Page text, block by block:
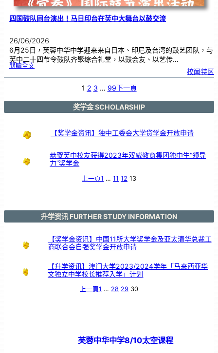
四国鼓队同台演出！马日印台在芙中大舞台以鼓交流
26/06/2026
6月25日，芙蓉中华中学迎来来自日本、印尼及台湾的鼓艺团队，与
芙中二十四节令鼓队齐聚综合礼堂，以鼓会友、以艺传…
閱讀全文:四
队
日
在
校闻特区
1 2 3 … 99下一頁
奖学金 SCHOLARSHIP
【奖学金资讯】独中工委会大学贷学金开放申请
恭贺芙中校友获得2023年双威教育集团独中生“领导
力”奖学金
上一頁1 … 11 12 13
升学资讯 FURTHER STUDY INFORMATION
【奖学金资讯】中国11所大学奖学金及亚太清华总裁工
商联合会自强奖学金开放申请
【升学资讯】澳门大学2023/2024学年「马来西亚华
文独立中学校长推荐入学」计划
上一頁1 … 28 29 30
芙蓉中华中学8/10太空课程